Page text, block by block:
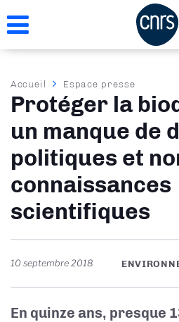
au
Fil
d'Ariane
Accueil Espace presse
Protéger la
un manque de
politiques et
connaissances
scientifiques
10 septembre 2018
En quinze ans, presque